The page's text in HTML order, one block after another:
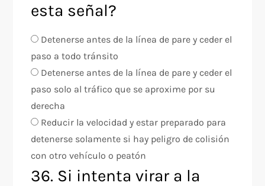
esta señal?
Detenerse antes de la línea de pare y ceder el
paso a todo tránsito
Detenerse antes de la línea de pare y ceder el
paso solo al tráfico que se aproxime por su
derecha
Reducir la velocidad y estar preparado para
detenerse solamente si hay peligro de colisión
con otro vehículo o peatón
36. Si intenta virar a la